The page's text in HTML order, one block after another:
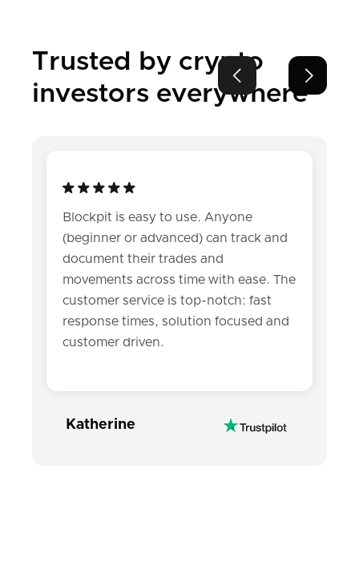
Trusted by crypto
investors everywhere
Blockpit is easy to use. Anyone
(beginner or advanced) can track and
document their trades and
movements across time with ease. The
customer service is top-notch: fast
response times, solution focused and
customer driven.
Katherine
 